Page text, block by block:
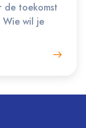
de toekomst
Wie wil je